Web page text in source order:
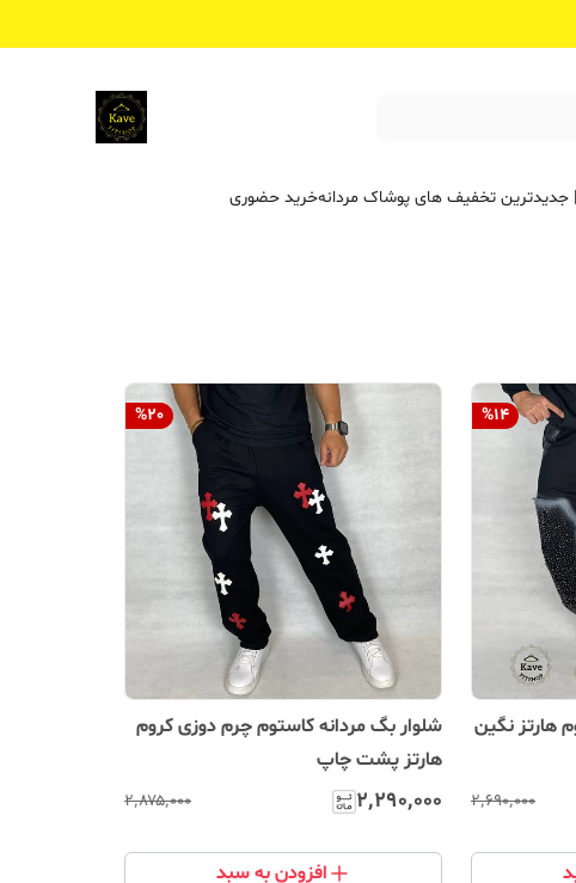
تخفیف ‌های پوشاک مردانهخرید حضوری
%14
هارتز نگین
۲٬۶۹۰٬۰۰۰
%20
شلوار بگ‌ مردانه کاستوم چرم دوزی کروم
هارتز پشت چاپ
۲٬۲۹۰٬۰۰۰ ۲٬۸۷۵٬۰۰۰
افزودن به سبد